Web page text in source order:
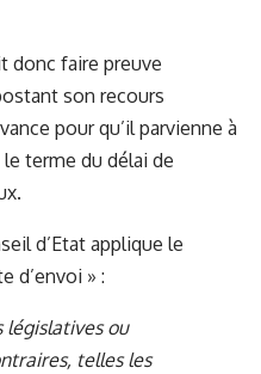
donc faire preuve
son recours
pour qu’il parvienne à
terme du délai de
d’Etat applique le
d’envoi » :
législatives ou
telles les